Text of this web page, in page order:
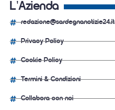
L'Azienda
redazione@sardegnanotizie24.it
Privacy Policy
Cookie Policy
Termini & Condizioni
Collabora con noi